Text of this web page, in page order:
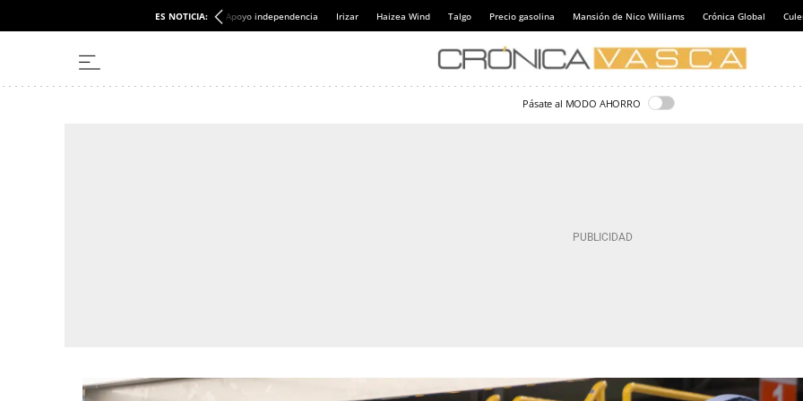
ES NOTICIA: Apoyo independencia Irizar Haizea Wind Talgo Precio gasolina Mansión de Nico Williams Crónica Global
Pásate al MODO AHORRO